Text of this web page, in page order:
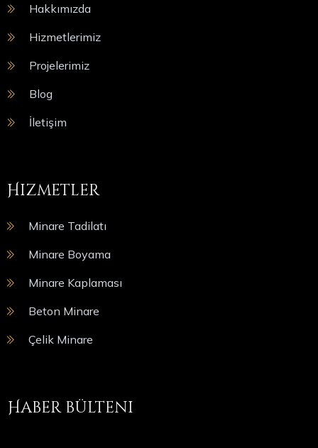
Hakkımızda
Hizmetlerimiz
Projelerimiz
Blog
İletişim
Hizmetler
Minare Tadilatı
Minare Boyama
Minare Kaplaması
Beton Minare
Çelik Minare
Haber bülteni